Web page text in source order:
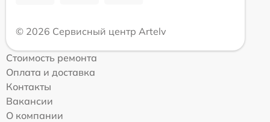
© 2026 Сервисный центр Artelv
Стоимость ремонта
Оплата и доставка
Контакты
Вакансии
О компании